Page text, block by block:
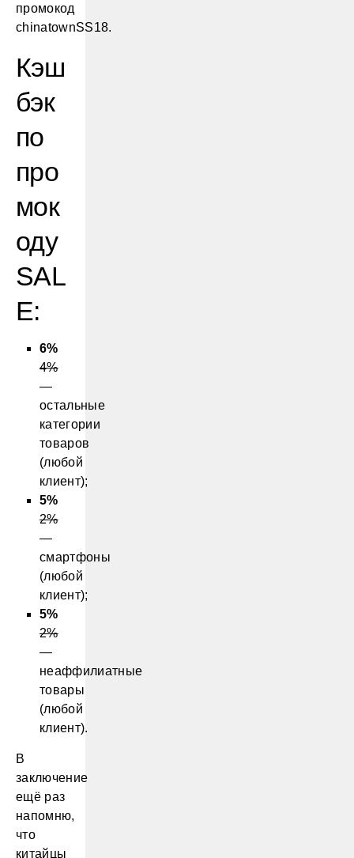
промокод
chinatownSS18.
Кэш
бэк
по
про
мок
оду
SAL
E:
6%
4%
—
остальные
категории
товаров
(любой
клиент);
5%
2%
—
смартфоны
(любой
клиент);
5%
2%
—
неаффилиатные
товары
(любой
клиент).
В
заключение
ещё раз
напомню,
что
китайцы